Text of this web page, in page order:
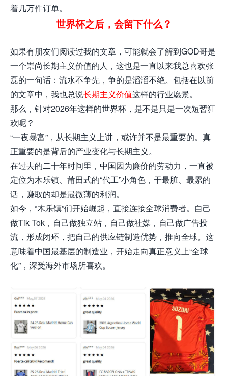
着几万件订单。
世界杯之后，会留下什么？
如果有朋友们阅读过我的文章，可能就会了解到GOD哥是
一个崇尚长期主义价值的人，这也是一直以来我总喜欢张
磊的一句话：流水不争先，争的是滔滔不绝。包括在以前
的文章中，我也总说长期主义价值这样的行业愿景。
那么，针对2026年这样的世界杯，是不是只是一次短暂狂
欢呢？
“一夜暴富”，从长期主义上讲，或许并不是最重要的。真
正重要的是背后的产业变化与长期主义。
在过去的二十年时间里，中国因为廉价的劳动力，一直被
定位为木乐镇、莆田式的“代工”小角色，干最脏、最累的
话，赚取的却是最微薄的利润。
如今，“木乐镇”们开始崛起，直接连接全球消费者。自己
做Tik Tok，自己做独立站，自己做社媒，自己做广告投
流，形成闭环，把自己的供应链制造优势，推向全球。这
意味着中国最基层的制造业，开始走向真正意义上“全球
化”，深受海外市场所喜欢。